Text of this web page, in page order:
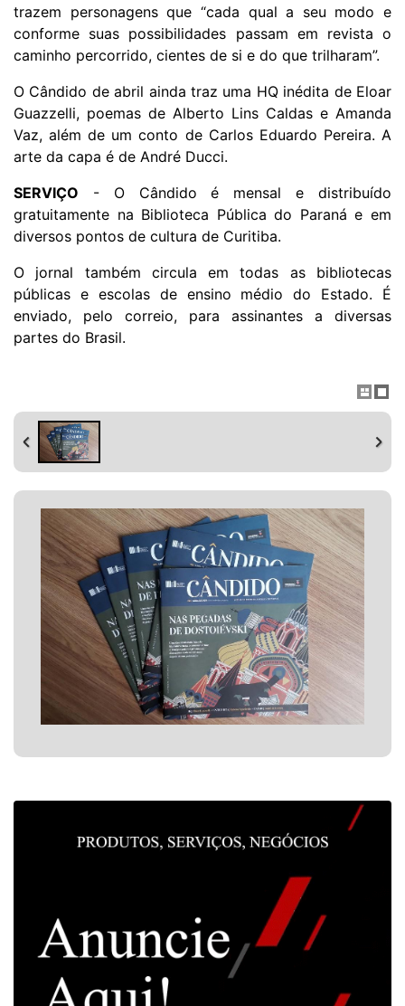
trazem personagens que “cada qual a seu modo e
conforme suas possibilidades passam em revista o
caminho percorrido, cientes de si e do que trilharam”.
O Cândido de abril ainda traz uma HQ inédita de Eloar
Guazzelli, poemas de Alberto Lins Caldas e Amanda
Vaz, além de um conto de Carlos Eduardo Pereira. A
arte da capa é de André Ducci.
SERVIÇO - O Cândido é mensal e distribuído
gratuitamente na Biblioteca Pública do Paraná e em
diversos pontos de cultura de Curitiba.
O jornal também circula em todas as bibliotecas
públicas e escolas de ensino médio do Estado. É
enviado, pelo correio, para assinantes a diversas
partes do Brasil.